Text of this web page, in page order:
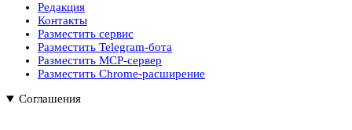
Редакция
Контакты
Разместить сервис
Разместить Telegram-бота
Разместить MCP-сервер
Разместить Chrome-расширение
Соглашения